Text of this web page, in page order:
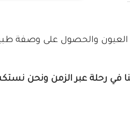
والحصول على وصفة
في رحلة عبر الزمن ونحن